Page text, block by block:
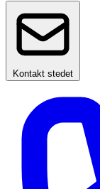
Kontakt stedet